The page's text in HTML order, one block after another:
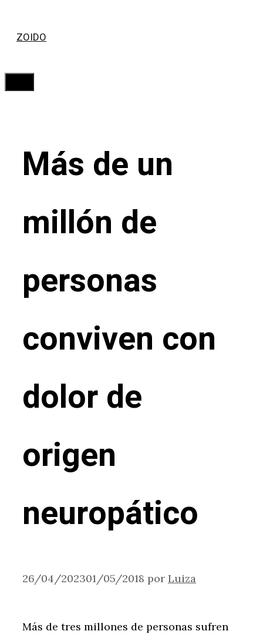
ZOIDO
Más de un
millón de
personas
conviven con
dolor de
origen
neuropático
26/04/202301/05/2018 por Luiza
Más de tres millones de personas sufren